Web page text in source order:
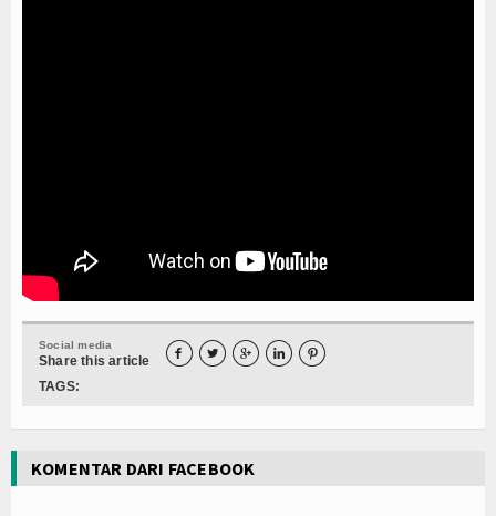
Social media
Share this article     
TAGS:
KOMENTAR DARI FACEBOOK